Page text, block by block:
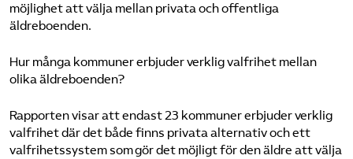
möjlighet att välja mellan privata och offentliga
äldreboenden.
Hur många kommuner erbjuder verklig valfrihet mellan
olika äldreboenden?
Rapporten visar att endast 23 kommuner erbjuder verklig
valfrihet där det både finns privata alternativ och ett
valfrihetssystem som gör det möjligt för den äldre att välja